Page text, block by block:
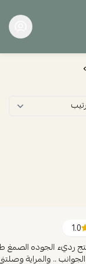
1.0
رديء الجوده الصمغ
.. والمراية